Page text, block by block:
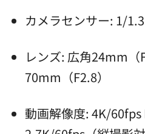
カメラセンサー: 1/
レンズ: 広角24mm（
70mm（F2.8）
動画解像度: 4K/60fps